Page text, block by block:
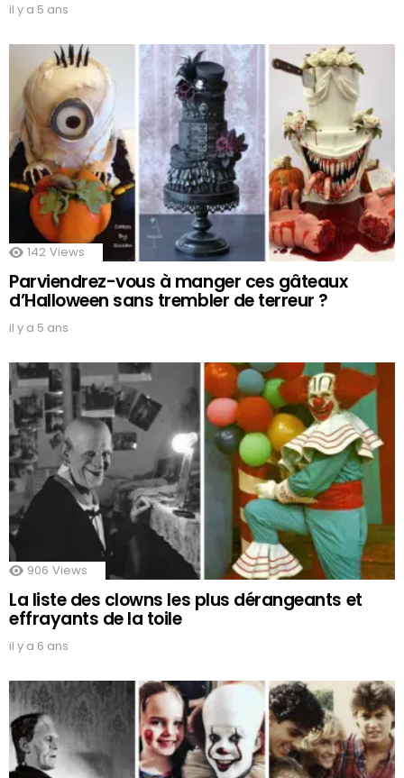
il y a 5 ans
142 Views
Parviendrez-vous à manger ces gâteaux
d’Halloween sans trembler de terreur ?
il y a 5 ans
906 Views
La liste des clowns les plus dérangeants et
effrayants de la toile
il y a 6 ans